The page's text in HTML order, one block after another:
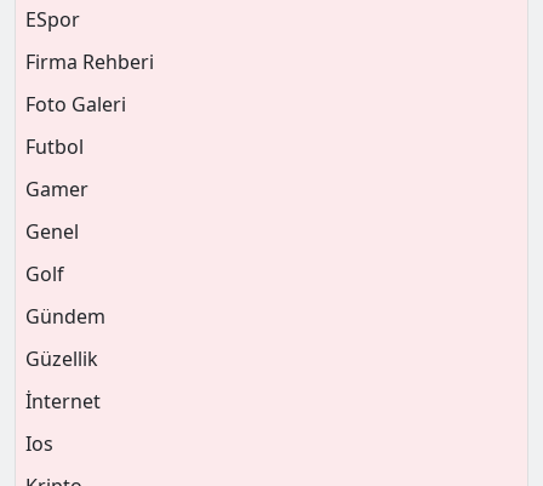
ESpor
Firma Rehberi
Foto Galeri
Futbol
Gamer
Genel
Golf
Gündem
Güzellik
İnternet
Ios